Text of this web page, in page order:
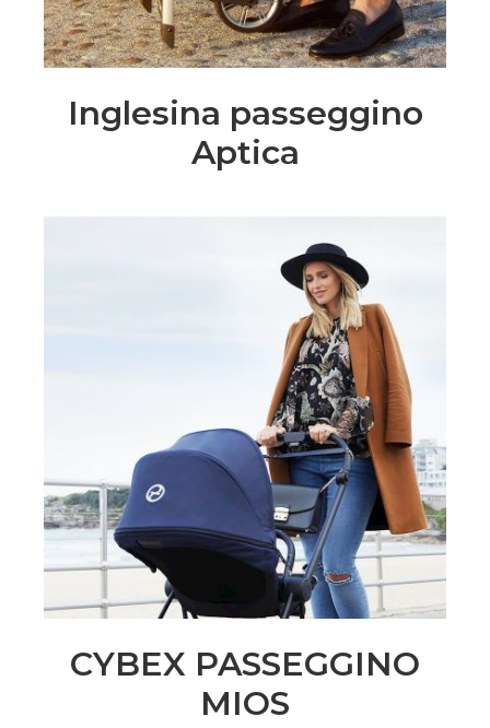
Inglesina passeggino
Aptica
CYBEX PASSEGGINO
MIOS